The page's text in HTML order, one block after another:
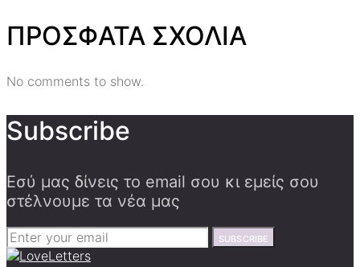
ΠΡΟΣΦΑΤΑ ΣΧΟΛΙΑ
No comments to show.
Subscribe
Εσύ μας δίνεις το email σου κι εμείς σου
στέλνουμε τα νέα μας
SUBSCRIBE